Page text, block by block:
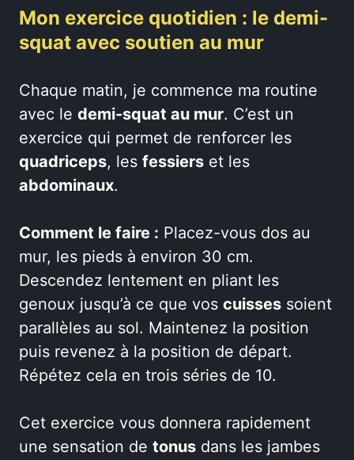
Mon exercice quotidien : le demi-
squat avec soutien au mur
Chaque matin, je commence ma routine
avec le demi-squat au mur. C’est un
exercice qui permet de renforcer les
quadriceps, les fessiers et les
abdominaux.
Comment le faire : Placez-vous dos au
mur, les pieds à environ 30 cm.
Descendez lentement en pliant les
genoux jusqu’à ce que vos cuisses soient
parallèles au sol. Maintenez la position
puis revenez à la position de départ.
Répétez cela en trois séries de 10.
Cet exercice vous donnera rapidement
une sensation de tonus dans les jambes